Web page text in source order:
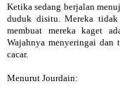
Ketika sedang berjalan
duduk disitu. Mereka
membuat mereka kaget
Wajahnya menyeringai dan
cacar.
Menurut Jourdain: